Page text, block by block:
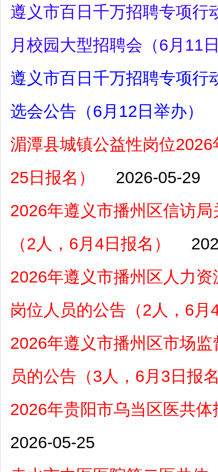
遵义市百日千万招聘专项行
月校园大型招聘会（6月11
遵义市百日千万招聘专项行
选会公告（6月12日举办）
湄潭县城镇公益性岗位
25日报名）
2026-05-29
2026年遵义市播州区信访
（2人，6月4日报名）
2026年遵义市播州区人力
岗位人员的公告（2人，6月
2026年遵义市播州区市场
员的公告（3人，6月3日报
2026年贵阳市乌当区医共
2026-05-25